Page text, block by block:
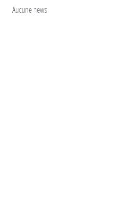
Aucune news